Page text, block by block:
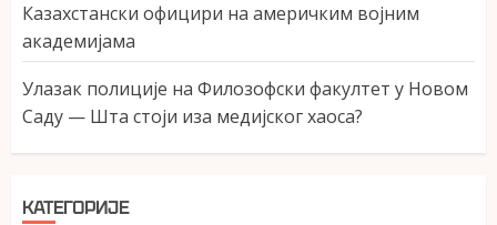
Казахстански официри на америчким војним
академијама
Улазак полиције на Филозофски факултет у Новом
Саду — Шта стоји иза медијског хаоса?
КАТЕГОРИЈЕ